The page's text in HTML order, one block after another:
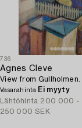
736
Agnes Cleve
View from Gullholmen.
Vasarahinta Ei myyty
Lähtöhinta 200 000 -
250 000 SEK